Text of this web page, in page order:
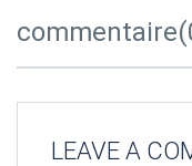
LEAVE A